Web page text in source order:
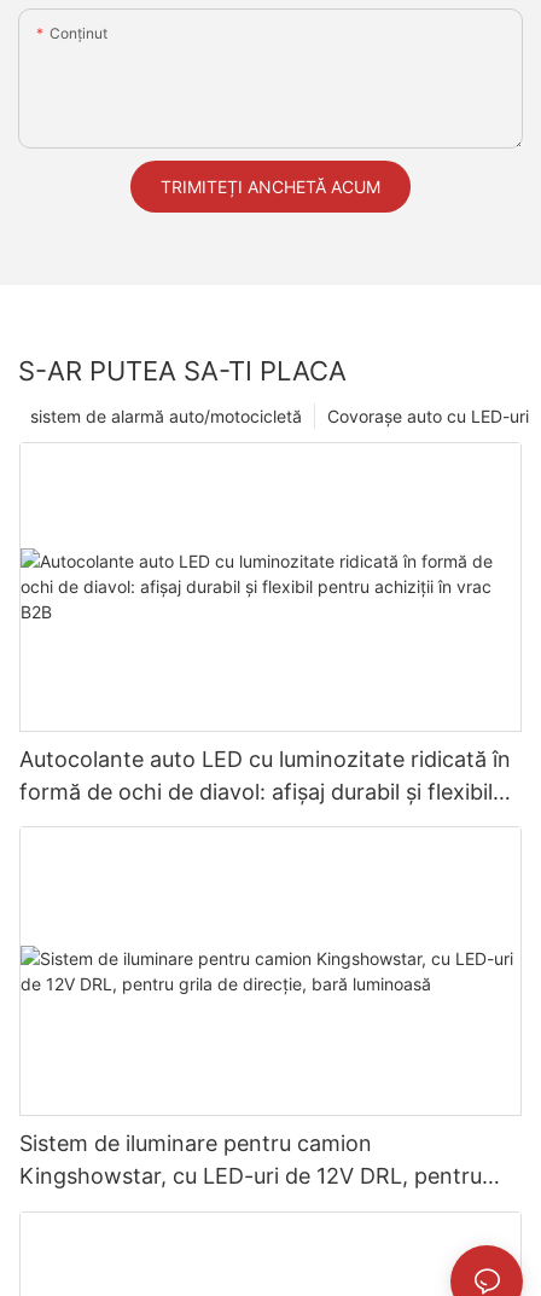
Conţinut
TRIMITEȚI ANCHETĂ ACUM
S-AR PUTEA SA-TI PLACA
Covorașe auto cu LED-uri
sistem de alarmă auto/motocicletă
Autocolante auto LED cu luminozitate ridicată în
formă de ochi de diavol: afișaj durabil și flexibil
pentru achiziții în vrac B2B
Sistem de iluminare pentru camion
Kingshowstar, cu LED-uri de 12V DRL, pentru
grila de direcție, bară luminoasă